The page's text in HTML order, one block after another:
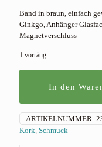
Band in braun, einfach
Ginkgo, Anhänger
Magnetverschluss
1 vorrätig
In den
ARTIKELNUMMER:
Kork, Schmuck